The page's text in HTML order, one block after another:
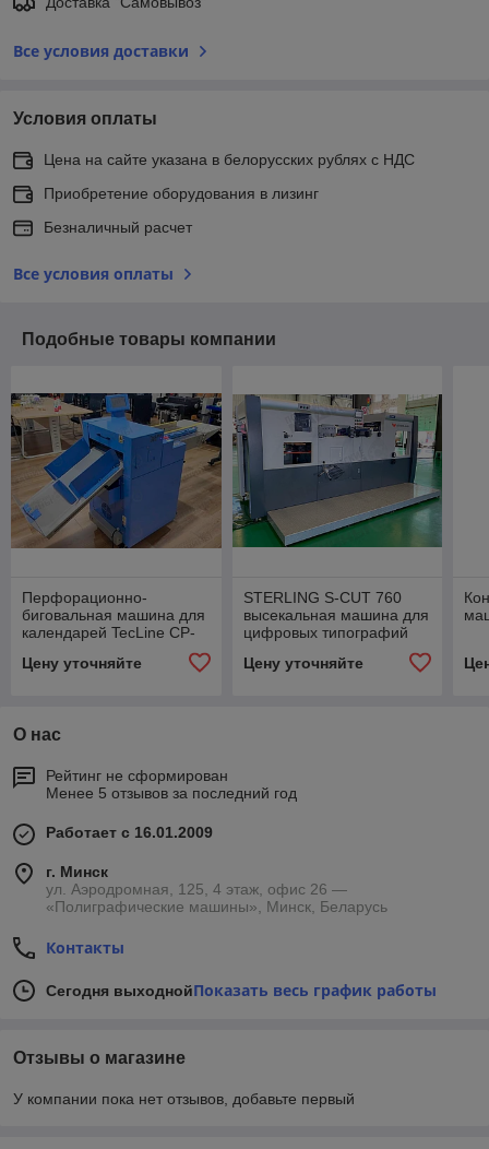
Все условия доставки
Условия оплаты
Цена на сайте указана в белорусских рублях с НДС
Приобретение оборудования в лизинг
Безналичный расчет
Все условия оплаты
Подобные товары компании
Перфорационно-
биговальная машина для
календарей TecLine CP-
Цену уточняйте
STERLING S-CUT 760
высекальная машина для
цифровых типографий
Цену уточняйте
О нас
Рейтинг не сформирован
Менее 5 отзывов за последний год
Работает с 16.01.2009
г. Минск
ул. Аэродромная, 125, 4 этаж, офис 26 —
«Полиграфические машины», Минск, Беларусь
Контакты
Сегодня выходнойПоказать весь график работы
Отзывы о магазине
У компании пока нет отзывов, добавьте первый